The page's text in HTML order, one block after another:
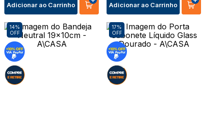
Adicionar ao Carrinho Adicionar ao Carrinho
14%
OFF
17%
OFF